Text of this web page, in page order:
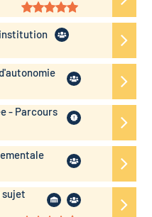
institution
- Parcours
sujet